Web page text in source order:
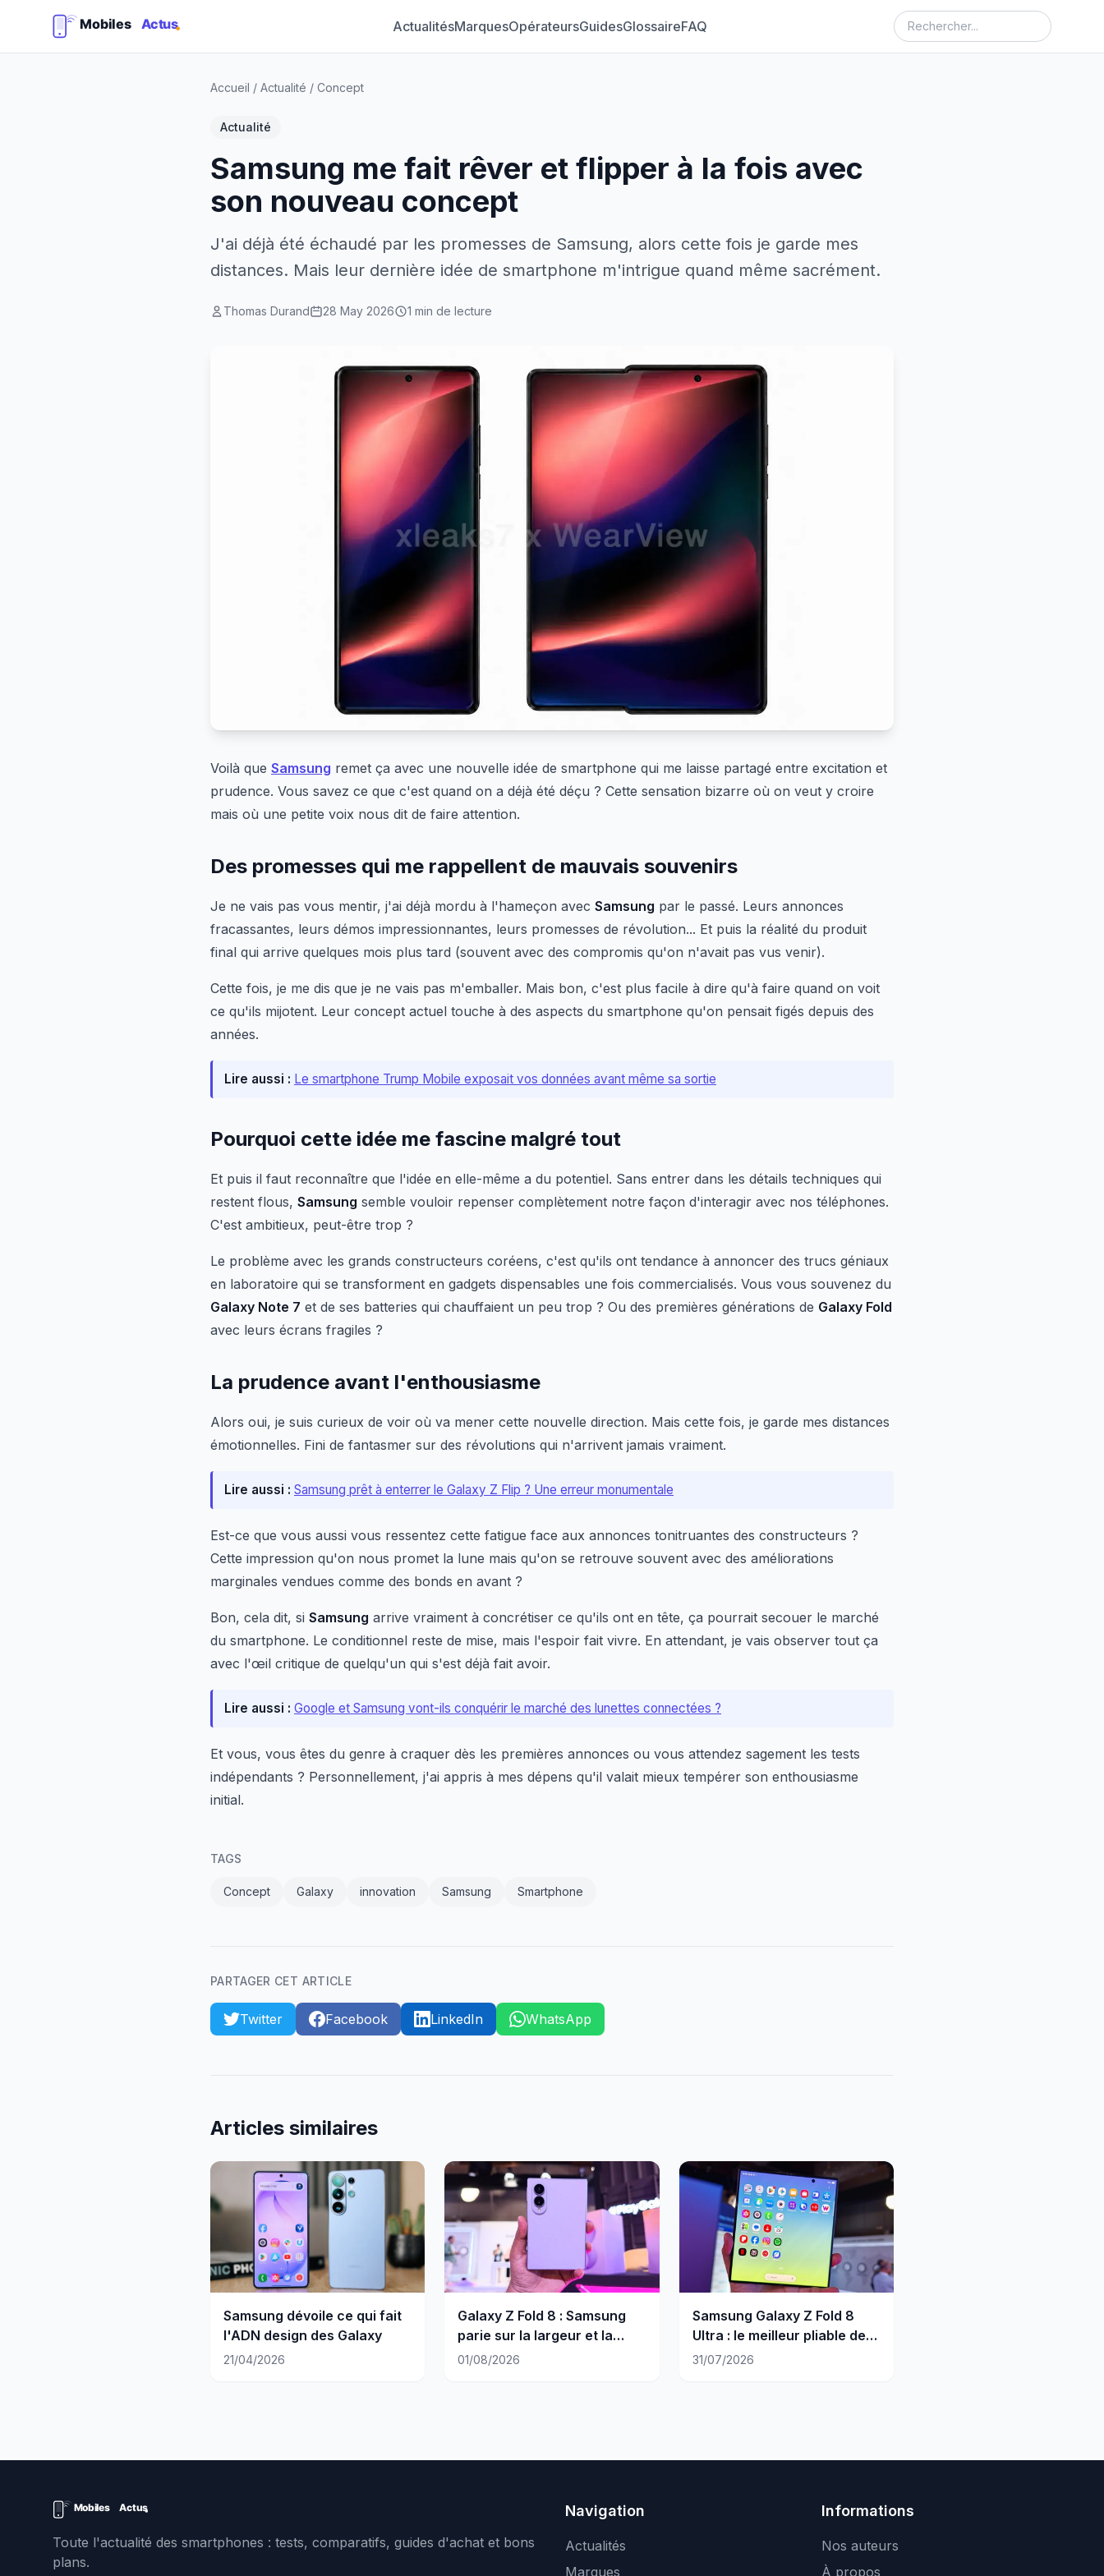
ActualitésMarquesOpérateursGuidesGlossaireFAQ
Accueil / Actualité / Concept
Actualité
Samsung me fait rêver et flipper à la fois avec
son nouveau concept
J'ai déjà été échaudé par les promesses de Samsung, alors cette fois je garde mes
distances. Mais leur dernière idée de smartphone m'intrigue quand même sacrément.
Thomas Durand 28 May 2026 1 min de lecture
Voilà que Samsung remet ça avec une nouvelle idée de smartphone qui me laisse partagé entre excitation et
prudence. Vous savez ce que c'est quand on a déjà été déçu ? Cette sensation bizarre où on veut y croire
mais où une petite voix nous dit de faire attention.
Des promesses qui me rappellent de mauvais souvenirs
Je ne vais pas vous mentir, j'ai déjà mordu à l'hameçon avec Samsung par le passé. Leurs annonces
fracassantes, leurs démos impressionnantes, leurs promesses de révolution... Et puis la réalité du produit
final qui arrive quelques mois plus tard (souvent avec des compromis qu'on n'avait pas vus venir).
Cette fois, je me dis que je ne vais pas m'emballer. Mais bon, c'est plus facile à dire qu'à faire quand on voit
ce qu'ils mijotent. Leur concept actuel touche à des aspects du smartphone qu'on pensait figés depuis des
années.
Lire aussi : Le smartphone Trump Mobile exposait vos données avant même sa sortie
Pourquoi cette idée me fascine malgré tout
Et puis il faut reconnaître que l'idée en elle-même a du potentiel. Sans entrer dans les détails techniques qui
restent flous, Samsung semble vouloir repenser complètement notre façon d'interagir avec nos téléphones.
C'est ambitieux, peut-être trop ?
Le problème avec les grands constructeurs coréens, c'est qu'ils ont tendance à annoncer des trucs géniaux
en laboratoire qui se transforment en gadgets dispensables une fois commercialisés. Vous vous souvenez du
Galaxy Note 7 et de ses batteries qui chauffaient un peu trop ? Ou des premières générations de Galaxy Fold
avec leurs écrans fragiles ?
La prudence avant l'enthousiasme
Alors oui, je suis curieux de voir où va mener cette nouvelle direction. Mais cette fois, je garde mes distances
émotionnelles. Fini de fantasmer sur des révolutions qui n'arrivent jamais vraiment.
Lire aussi : Samsung prêt à enterrer le Galaxy Z Flip ? Une erreur monumentale
Est-ce que vous aussi vous ressentez cette fatigue face aux annonces tonitruantes des constructeurs ?
Cette impression qu'on nous promet la lune mais qu'on se retrouve souvent avec des améliorations
marginales vendues comme des bonds en avant ?
Bon, cela dit, si Samsung arrive vraiment à concrétiser ce qu'ils ont en tête, ça pourrait secouer le marché
du smartphone. Le conditionnel reste de mise, mais l'espoir fait vivre. En attendant, je vais observer tout ça
avec l'œil critique de quelqu'un qui s'est déjà fait avoir.
Lire aussi : Google et Samsung vont-ils conquérir le marché des lunettes connectées ?
Et vous, vous êtes du genre à craquer dès les premières annonces ou vous attendez sagement les tests
indépendants ? Personnellement, j'ai appris à mes dépens qu'il valait mieux tempérer son enthousiasme
initial.
TAGS
Concept Galaxy innovation Samsung Smartphone
PARTAGER CET ARTICLE
Twitter Facebook LinkedIn WhatsApp
Articles similaires
Samsung dévoile ce qui fait
l'ADN design des Galaxy
21/04/2026
Galaxy Z Fold 8 : Samsung
parie sur la largeur et la
légèreté
01/08/2026
Samsung Galaxy Z Fold 8
Ultra : le meilleur pliable de
Samsung, mais…
31/07/2026
Toute l'actualité des smartphones : tests, comparatifs, guides d'achat et bons
plans.
Navigation
Actualités
Marques
Informations
Nos auteurs
À propos